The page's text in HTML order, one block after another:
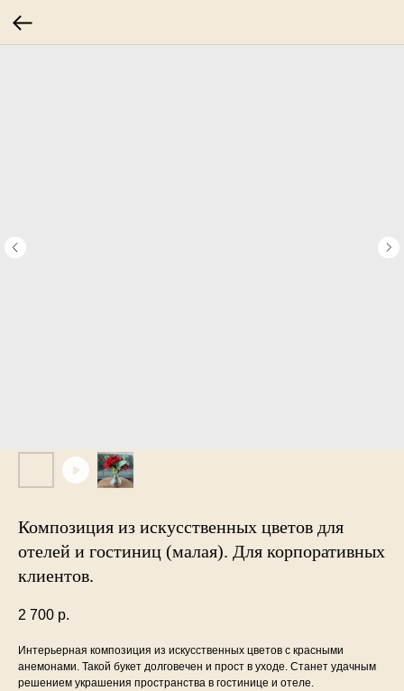
Композиция из искусственных цветов для
отелей и гостиниц (малая). Для корпоративных
клиентов.
2 700 р.
Интерьерная композиция из искусственных цветов с красными
анемонами. Такой букет долговечен и прост в уходе. Станет удачным
решением украшения пространства в гостинице и отеле.